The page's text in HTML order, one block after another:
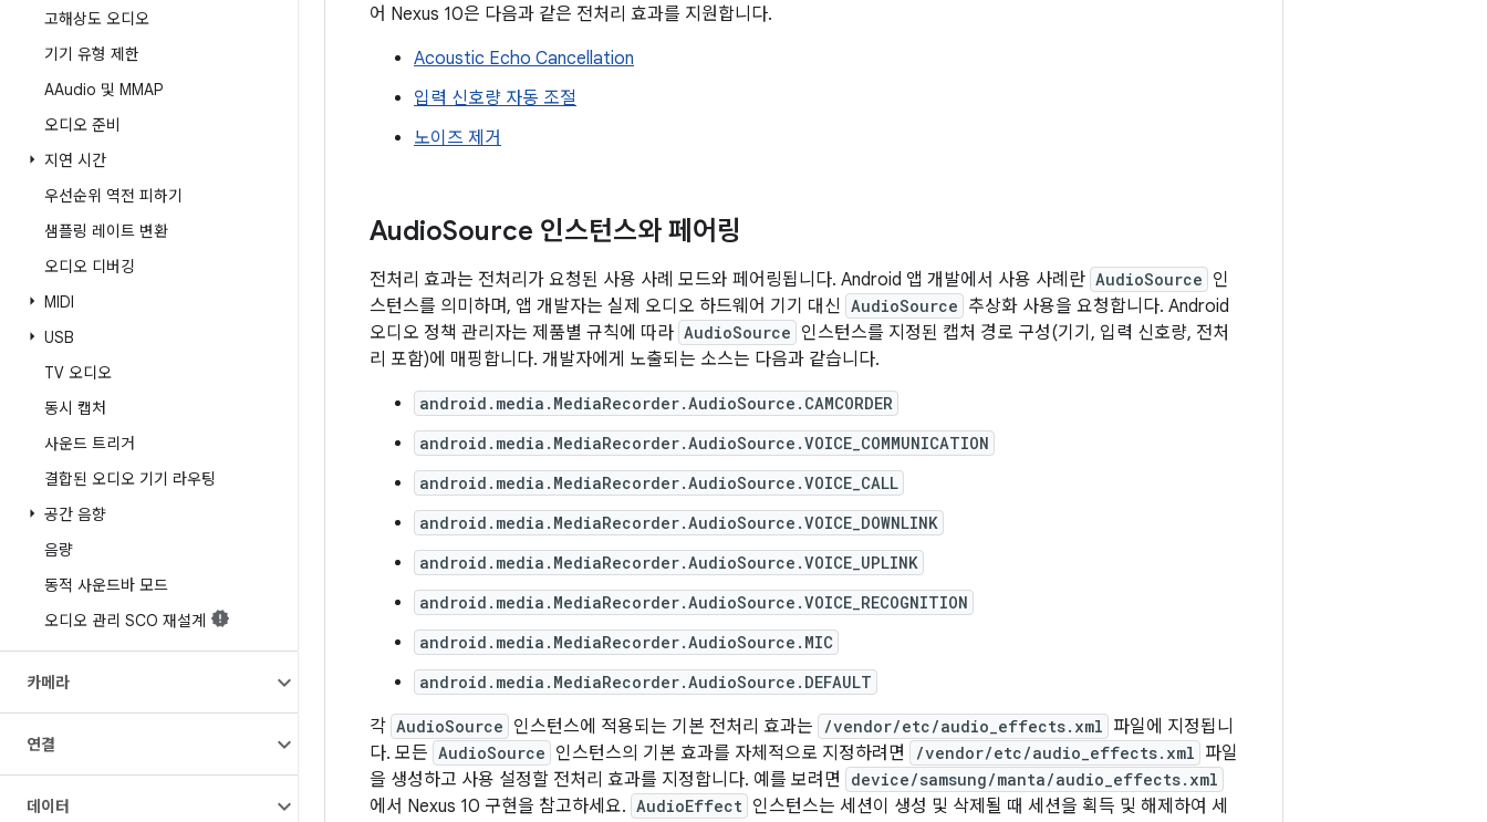
고해상도 오디오
기기 유형 제한
AAudio 및 MMAP
오디오 준비
지연 시간
우선순위 역전 피하기
샘플링 레이트 변환
오디오 디버깅
MIDI
USB
TV 오디오
동시 캡처
사운드 트리거
결합된 오디오 기기 라우팅
공간 음향
음량
동적 사운드바 모드
오디오 관리 SCO 재설계
카메라
연결
데이터
어 Nexus 10은 다음과 같은 전처리 효과를 지원합니다.
Acoustic Echo Cancellation
입력 신호량 자동 조절
노이즈 제거
AudioSource 인스턴스와 페어링
전처리 효과는 전처리가 요청된 사용 사례 모드와 페어링됩니다. Android 앱 개발에서 사용 사례란 AudioSource 인
스턴스를 의미하며, 앱 개발자는 실제 오디오 하드웨어 기기 대신 AudioSource 추상화 사용을 요청합니다. Android
오디오 정책 관리자는 제품별 규칙에 따라 AudioSource 인스턴스를 지정된 캡처 경로 구성(기기, 입력 신호량, 전처
리 포함)에 매핑합니다. 개발자에게 노출되는 소스는 다음과 같습니다.
android.media.MediaRecorder.AudioSource.CAMCORDER
android.media.MediaRecorder.AudioSource.VOICE_COMMUNICATION
android.media.MediaRecorder.AudioSource.VOICE_CALL
android.media.MediaRecorder.AudioSource.VOICE_DOWNLINK
android.media.MediaRecorder.AudioSource.VOICE_UPLINK
android.media.MediaRecorder.AudioSource.VOICE_RECOGNITION
android.media.MediaRecorder.AudioSource.MIC
android.media.MediaRecorder.AudioSource.DEFAULT
각 AudioSource 인스턴스에 적용되는 기본 전처리 효과는 /vendor/etc/audio_effects.xml 파일에 지정됩니
다. 모든 AudioSource 인스턴스의 기본 효과를 자체적으로 지정하려면 /vendor/etc/audio_effects.xml 파일
을 생성하고 사용 설정할 전처리 효과를 지정합니다. 예를 보려면
device/samsung/manta/audio_effects.xml
에서 Nexus 10 구현을 참고하세요. AudioEffect 인스턴스는 세션이 생성 및 삭제될 때 세션을 획득 및 해제하여 세